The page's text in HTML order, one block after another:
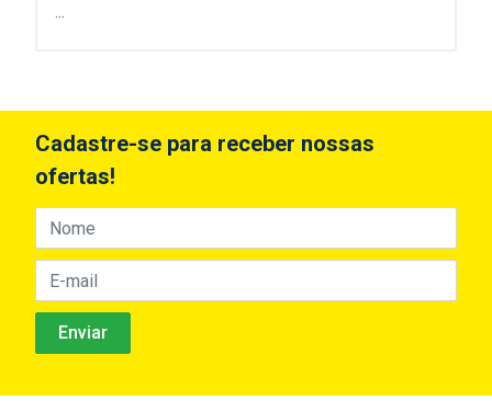
...
Cadastre-se para receber nossas
ofertas!